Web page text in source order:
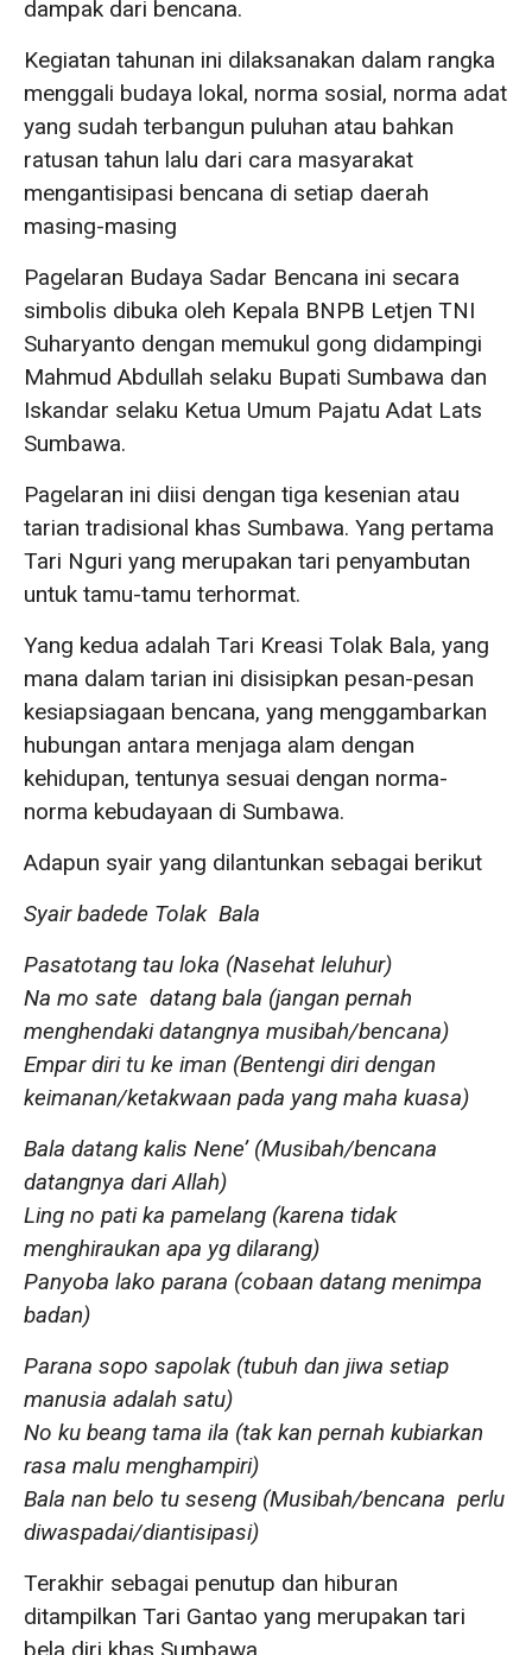
dampak dari bencana.
Kegiatan tahunan ini dilaksanakan dalam rangka
menggali budaya lokal, norma sosial, norma adat
yang sudah terbangun puluhan atau bahkan
ratusan tahun lalu dari cara masyarakat
mengantisipasi bencana di setiap daerah
masing-masing
Pagelaran Budaya Sadar Bencana ini secara
simbolis dibuka oleh Kepala BNPB Letjen TNI
Suharyanto dengan memukul gong didampingi
Mahmud Abdullah selaku Bupati Sumbawa dan
Iskandar selaku Ketua Umum Pajatu Adat Lats
Sumbawa.
Pagelaran ini diisi dengan tiga kesenian atau
tarian tradisional khas Sumbawa. Yang pertama
Tari Nguri yang merupakan tari penyambutan
untuk tamu-tamu terhormat.
Yang kedua adalah Tari Kreasi Tolak Bala, yang
mana dalam tarian ini disisipkan pesan-pesan
kesiapsiagaan bencana, yang menggambarkan
hubungan antara menjaga alam dengan
kehidupan, tentunya sesuai dengan norma-
norma kebudayaan di Sumbawa.
Adapun syair yang dilantunkan sebagai berikut
Syair badede Tolak Bala
Pasatotang tau loka (Nasehat leluhur)
Na mo sate datang bala (jangan pernah
menghendaki datangnya musibah/bencana)
Empar diri tu ke iman (Bentengi diri dengan
keimanan/ketakwaan pada yang maha kuasa)
Bala datang kalis Nene’ (Musibah/bencana
datangnya dari Allah)
Ling no pati ka pamelang (karena tidak
menghiraukan apa yg dilarang)
Panyoba lako parana (cobaan datang menimpa
badan)
Parana sopo sapolak (tubuh dan jiwa setiap
manusia adalah satu)
No ku beang tama ila (tak kan pernah kubiarkan
rasa malu menghampiri)
Bala nan belo tu seseng (Musibah/bencana perlu
diwaspadai/diantisipasi)
Terakhir sebagai penutup dan hiburan
ditampilkan Tari Gantao yang merupakan tari